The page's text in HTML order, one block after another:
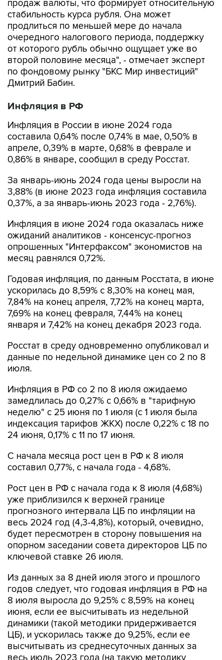
продаж валюты, что формирует относительную
стабильность курса рубля. Она может
продлиться по меньшей мере до начала
очередного налогового периода, поддержку
от которого рубль обычно ощущает уже во
второй половине месяца", - отмечает эксперт
по фондовому рынку "БКС Мир инвестиций"
Дмитрий Бабин.
Инфляция в РФ
Инфляция в России в июне 2024 года
составила 0,64% после 0,74% в мае, 0,50% в
апреле, 0,39% в марте, 0,68% в феврале и
0,86% в январе, сообщил в среду Росстат.
За январь-июнь 2024 года цены выросли на
3,88% (в июне 2023 года инфляция составила
0,37%, а за январь-июнь 2023 года - 2,76%).
Инфляция в июне 2024 года оказалась ниже
ожиданий аналитиков - консенсус-прогноз
опрошенных "Интерфаксом" экономистов на
месяц равнялся 0,72%.
Годовая инфляция, по данным Росстата, в июне
ускорилась до 8,59% с 8,30% на конец мая,
7,84% на конец апреля, 7,72% на конец марта,
7,69% на конец февраля, 7,44% на конец
января и 7,42% на конец декабря 2023 года.
Росстат в среду одновременно опубликовал и
данные по недельной динамике цен со 2 по 8
июля.
Инфляция в РФ со 2 по 8 июля ожидаемо
замедлилась до 0,27% с 0,66% в "тарифную
неделю" с 25 июня по 1 июля (с 1 июля была
индексация тарифов ЖКХ) после 0,22% с 18 по
24 июня, 0,17% с 11 по 17 июня.
С начала месяца рост цен в РФ к 8 июля
составил 0,77%, с начала года - 4,68%.
Рост цен в РФ с начала года к 8 июля (4,68%)
уже приблизился к верхней границе
прогнозного интервала ЦБ по инфляции на
весь 2024 год (4,3-4,8%), который, очевидно,
будет пересмотрен в сторону повышения на
опорном заседании совета директоров ЦБ по
ключевой ставке 26 июля.
Из данных за 8 дней июля этого и прошлого
годов следует, что годовая инфляция в РФ на
8 июля выросла до 9,25% с 8,59% на конец
июня, если ее высчитывать из недельной
динамики (такой методики придерживается
ЦБ), и ускорилась также до 9,25%, если ее
высчитывать из среднесуточных данных за